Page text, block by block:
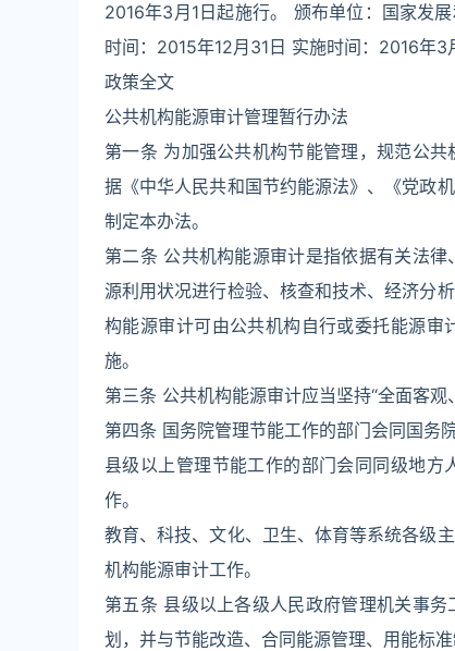
2016年3月1日起施行。 颁布单位：国家发
时间：2015年12月31日 实施时间：2016年
政策全文
公共机构能源审计管理暂行办法
第一条 为加强公共机构节能管理，规范公
据《中华人民共和国节约能源法》、《党政
制定本办法。
第二条 公共机构能源审计是指依据有关法
源利用状况进行检验、核查和技术、经济分
构能源审计可由公共机构自行或委托能源
施。
第三条 公共机构能源审计应当坚持“全面客观
第四条 国务院管理节能工作的部门会同国务
县级以上管理节能工作的部门会同同级地
作。
教育、科技、文化、卫生、体育等系统各级
机构能源审计工作。
第五条 县级以上各级人民政府管理机关事
划，并与节能改造、合同能源管理、用能标准